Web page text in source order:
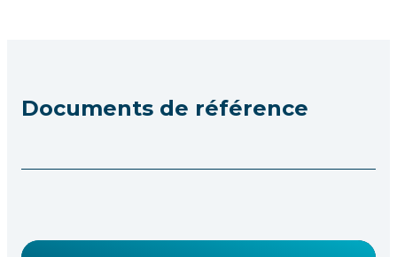
Documents de référence